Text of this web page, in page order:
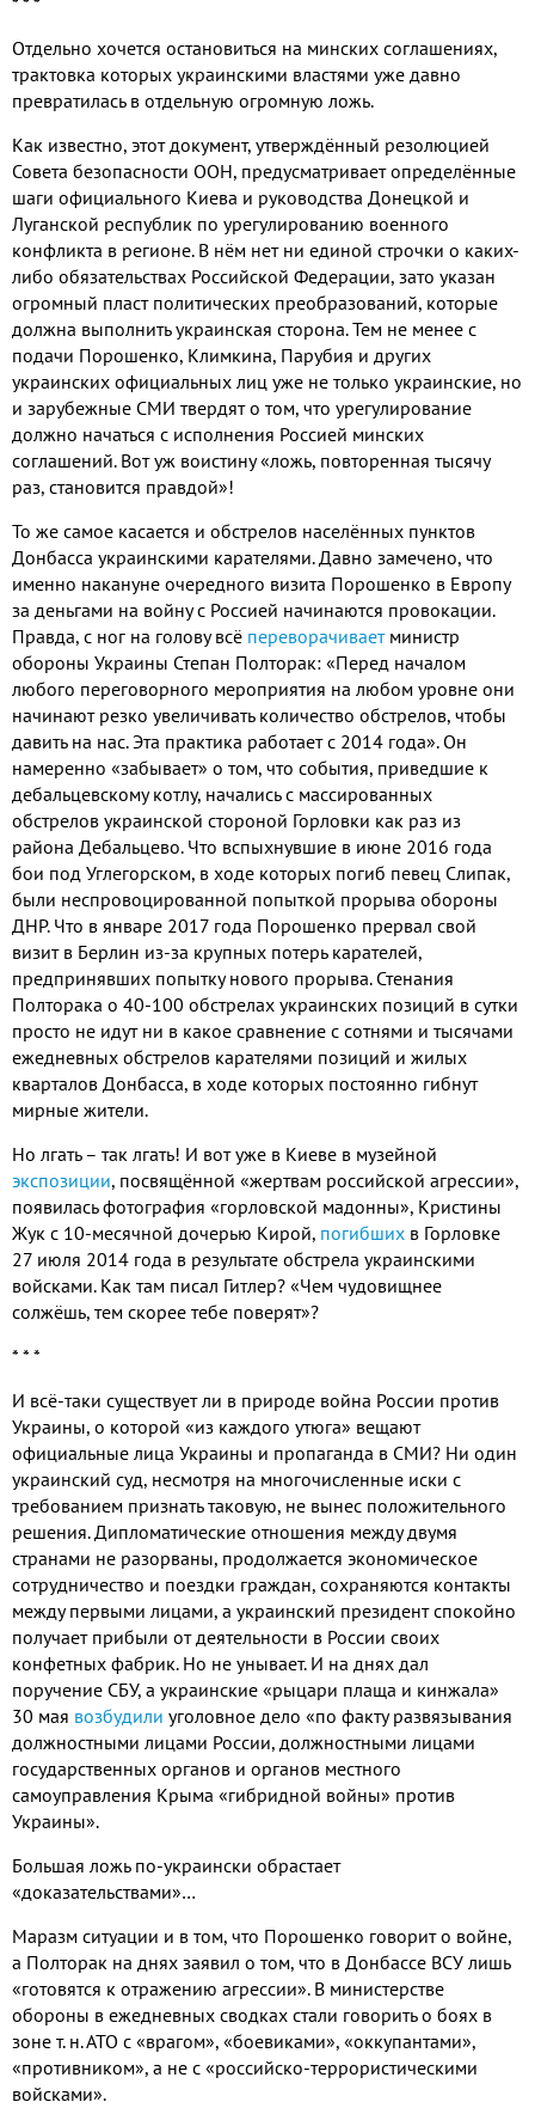
Отдельно хочется остановиться на минских соглашениях,
трактовка которых украинскими властями уже давно
превратилась в отдельную огромную ложь.
Как известно, этот документ, утверждённый резолюцией
Совета безопасности ООН, предусматривает определённые
шаги официального Киева и руководства Донецкой и
Луганской республик по урегулированию военного
конфликта в регионе. В нём нет ни единой строчки о каких-
либо обязательствах Российской Федерации, зато указан
огромный пласт политических преобразований, которые
должна выполнить украинская сторона. Тем не менее с
подачи Порошенко, Климкина, Парубия и других
украинских официальных лиц уже не только украинские, но
и зарубежные СМИ твердят о том, что урегулирование
должно начаться с исполнения Россией минских
соглашений. Вот уж воистину «ложь, повторенная тысячу
раз, становится правдой»!
То же самое касается и обстрелов населённых пунктов
Донбасса украинскими карателями. Давно замечено, что
именно накануне очередного визита Порошенко в Европу
за деньгами на войну с Россией начинаются провокации.
Правда, с ног на голову всё переворачиваетминистр
обороны Украины Степан Полторак: «Перед началом
любого переговорного мероприятия на любом уровне они
начинают резко увеличивать количество обстрелов, чтобы
давить на нас. Эта практика работает с 2014 года». Он
намеренно «забывает» о том, что события, приведшие к
дебальцевскому котлу, начались с массированных
обстрелов украинской стороной Горловки как раз из
района Дебальцево. Что вспыхнувшие в июне 2016 года
бои под Углегорском, в ходе которых погиб певец Слипак,
были неспровоцированной попыткой прорыва обороны
ДНР. Что в январе 2017 года Порошенко прервал свой
визит в Берлин из-за крупных потерь карателей,
предпринявших попытку нового прорыва. Стенания
Полторака о 40-100 обстрелах украинских позиций в сутки
просто не идут ни в какое сравнение с сотнями и тысячами
ежедневных обстрелов карателями позиций и жилых
кварталов Донбасса, в ходе которых постоянно гибнут
мирные жители.
Но лгать – так лгать! И вот уже в Киеве в музейной
экспозиции, посвящённой «жертвам российской агрессии»,
появилась фотография «горловской мадонны», Кристины
Жук с 10-месячной дочерью Кирой, погибших в Горловке
27 июля 2014 года в результате обстрела украинскими
войсками. Как там писал Гитлер? «Чем чудовищнее
солжёшь, тем скорее тебе поверят»?
* * *
И всё-таки существует ли в природе война России против
Украины, о которой «из каждого утюга» вещают
официальные лица Украины и пропаганда в СМИ? Ни один
украинский суд, несмотря на многочисленные иски с
требованием признать таковую, не вынес положительного
решения. Дипломатические отношения между двумя
странами не разорваны, продолжается экономическое
сотрудничество и поездки граждан, сохраняются контакты
между первыми лицами, а украинский президент спокойно
получает прибыли от деятельности в России своих
конфетных фабрик. Но не унывает. И на днях дал
поручение СБУ, а украинские «рыцари плаща и кинжала»
30 мая возбудили уголовное дело «по факту развязывания
должностными лицами России, должностными лицами
государственных органов и органов местного
самоуправления Крыма «гибридной войны» против
Украины».
Большая ложь по-украински обрастает
«доказательствами»…
Маразм ситуации и в том, что Порошенко говорит о войне,
а Полторак на днях заявил о том, что в Донбассе ВСУ лишь
«готовятся к отражению агрессии». В министерстве
обороны в ежедневных сводках стали говорить о боях в
зоне т. н. АТО с «врагом», «боевиками», «оккупантами»,
«противником», а не с «российско-террористическими
войсками».